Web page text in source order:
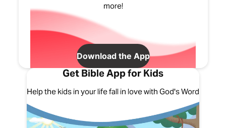
more!
Download the App
Get Bible App for Kids
Help the kids in your life fall in love with God's Word